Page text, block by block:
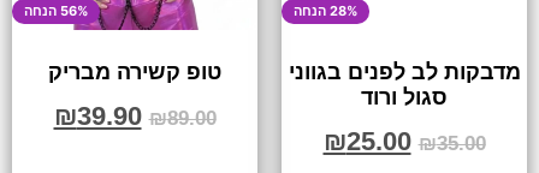
28% הנחה
מדבקות לב לפנים בגווני
סגול ורוד
₪35.00
₪25.00
56% הנחה
טופ קשירה מבריק
₪89.00
₪39.90